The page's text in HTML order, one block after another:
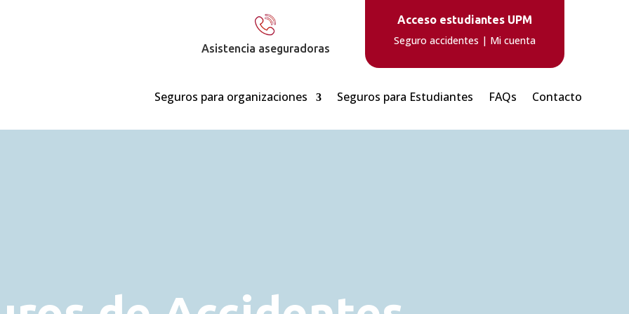
Asistencia aseguradoras
Acceso estudiantes UPM
Seguro accidentes | Mi cuenta
Seguros para organizaciones Seguros para Estudiantes FAQs Contacto